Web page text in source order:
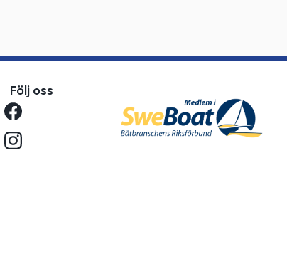
Följ oss